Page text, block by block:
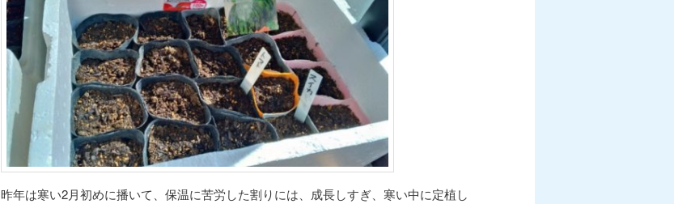
昨年は寒い2月初めに播いて、保温に苦労した割りには、成長しすぎ、寒い中に定植し